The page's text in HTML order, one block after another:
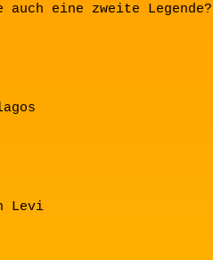
eine zweite Legende?
Levi